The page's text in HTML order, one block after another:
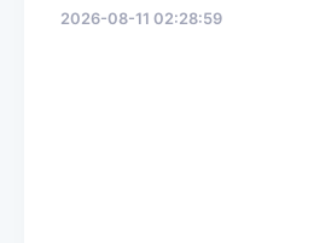
2026-08-11 02:28:59